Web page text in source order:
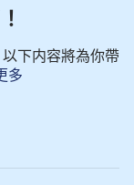
下内容將為你帶
多